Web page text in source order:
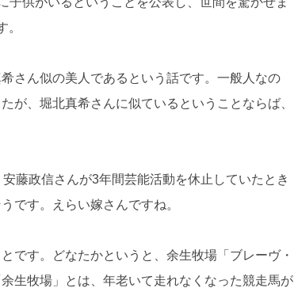
さん似の美人であるという話です。一般人なの
が、堀北真希さんに似ているということならば、
藤政信さんが3年間芸能活動を休止していたとき
です。えらい嫁さんですね。
です。どなたかというと、余生牧場「ブレーヴ・
生牧場」とは、年老いて走れなくなった競走馬が